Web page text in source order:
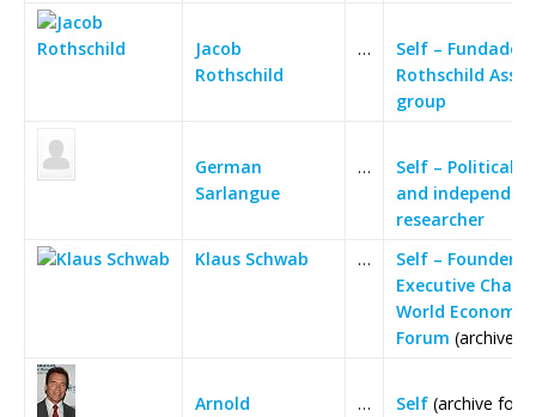
Jacob
Rothschild
…
Self – Fundador
Rothschild
group
German
Sarlangue
…
Self – Political
and
researcher
Klaus Schwab
…
Self – Founder
Executive
World Economic
Forum (archive
Arnold
… Self (archive